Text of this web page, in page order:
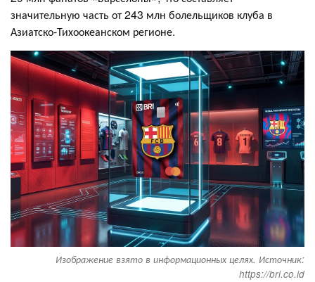
значительную часть от 243 млн болельщиков клуба в
Азиатско-Тихоокеанском регионе.
Изображение взято в информационных целях. Источник:
https://bri.co.id